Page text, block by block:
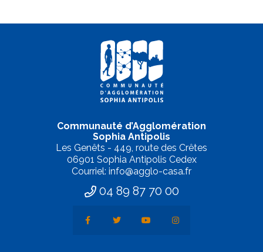
Communauté d’Agglomération
Sophia Antipolis
Les Genêts - 449, route des Crêtes
06901 Sophia Antipolis Cedex
Courriel: info@agglo-casa.fr
04 89 87 70 00